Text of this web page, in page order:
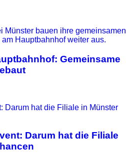
Gemeinsame
Darum hat die Filiale